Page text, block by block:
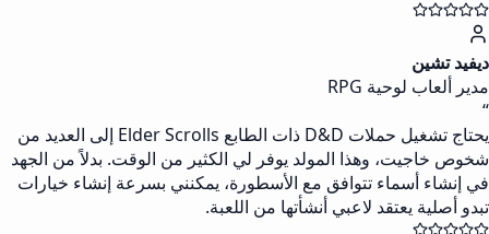
ديفيد تشين
مدير ألعاب لوحية RPG
“
يحتاج تشغيل حملات D&D ذات الطابع Elder Scrolls إلى العديد من
شخوص خاجيت، وهذا المولد يوفر لي الكثير من الوقت. بدلاً من الجهد
في إنشاء أسماء تتوافق مع الأسطورة، يمكنني بسرعة إنشاء خيارات
تبدو أصلية يعتقد لاعبي أنشأتها من اللعبة.